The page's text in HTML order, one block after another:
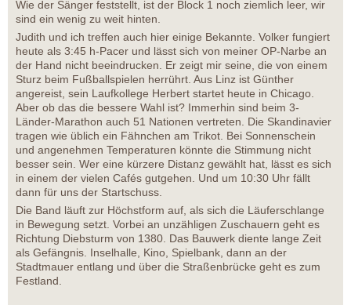
Wie der Sänger feststellt, ist der Block 1 noch ziemlich leer, wir
sind ein wenig zu weit hinten.
Judith und ich treffen auch hier einige Bekannte. Volker fungiert
heute als 3:45 h-Pacer und lässt sich von meiner OP-Narbe an
der Hand nicht beeindrucken. Er zeigt mir seine, die von einem
Sturz beim Fußballspielen herrührt. Aus Linz ist Günther
angereist, sein Laufkollege Herbert startet heute in Chicago.
Aber ob das die bessere Wahl ist? Immerhin sind beim 3-
Länder-Marathon auch 51 Nationen vertreten. Die Skandinavier
tragen wie üblich ein Fähnchen am Trikot. Bei Sonnenschein
und angenehmen Temperaturen könnte die Stimmung nicht
besser sein. Wer eine kürzere Distanz gewählt hat, lässt es sich
in einem der vielen Cafés gutgehen. Und um 10:30 Uhr fällt
dann für uns der Startschuss.
Die Band läuft zur Höchstform auf, als sich die Läuferschlange
in Bewegung setzt. Vorbei an unzähligen Zuschauern geht es
Richtung Diebsturm von 1380. Das Bauwerk diente lange Zeit
als Gefängnis. Inselhalle, Kino, Spielbank, dann an der
Stadtmauer entlang und über die Straßenbrücke geht es zum
Festland.